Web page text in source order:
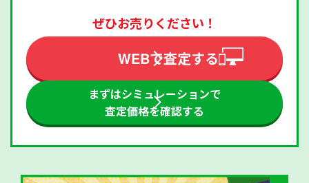
ぜひお売りください！
WEBで査定する
まずはシミュレーションで
査定価格を確認する